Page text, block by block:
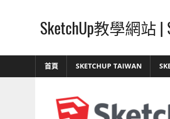
SketchUp教學網站
最
首頁 SKETCHUP TAIWAN